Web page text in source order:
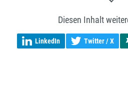
Diesen Inhalt
LinkedIn Twitter / X